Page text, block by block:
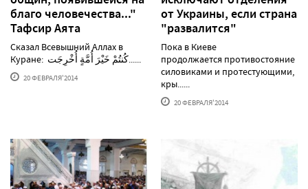
благо человечества..."
Тафсир Аята
Сказал Всевышний Аллах в
Куране:​ ​كُنتُمْ خَيْرَ أُمَّةٍ أُخْرِجَت......
20 ФЕВРАЛЯ'2014
от Украины, если страна
"развалится"
Пока в Киеве
продолжается противостояние
силовиками и протестующими,
кры......
20 ФЕВРАЛЯ'2014